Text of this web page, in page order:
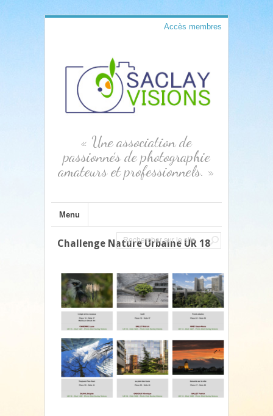
Accès membres
« Une association de
passionnés de photographie
amateurs et professionnels. »
Menu
Challenge Nature Urbaine UR 18